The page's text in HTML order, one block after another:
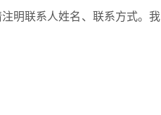
明联系人姓名、联系方式。我